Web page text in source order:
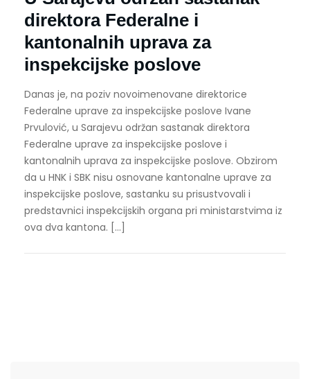
direktora Federalne i
kantonalnih uprava za
inspekcijske poslove
Danas je, na poziv novoimenovane direktorice
Federalne uprave za inspekcijske poslove Ivane
Prvulović, u Sarajevu održan sastanak direktora
Federalne uprave za inspekcijske poslove i
kantonalnih uprava za inspekcijske poslove. Obzirom
da u HNK i SBK nisu osnovane kantonalne uprave za
inspekcijske poslove, sastanku su prisustvovali i
predstavnici inspekcijskih organa pri ministarstvima iz
ova dva kantona. […]